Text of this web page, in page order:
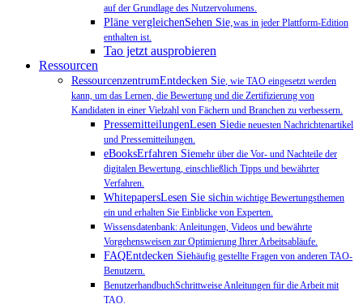
auf der Grundlage des Nutzervolumens.
Pläne vergleichenSehen Sie,was in jeder Plattform-Edition
enthalten ist.
Tao jetzt ausprobieren
Ressourcen
RessourcenzentrumEntdecken Sie, wie TAO eingesetzt werden
kann, um das Lernen, die Bewertung und die Zertifizierung von
Kandidaten in einer Vielzahl von Fächern und Branchen zu verbessern.
PressemitteilungenLesen Siedie neuesten Nachrichtenartikel
und Pressemitteilungen.
eBooksErfahren Siemehr über die Vor- und Nachteile der
digitalen Bewertung, einschließlich Tipps und bewährter
Verfahren.
WhitepapersLesen Sie sichin wichtige Bewertungsthemen
ein und erhalten Sie Einblicke von Experten.
Wissensdatenbank: Anleitungen, Videos und bewährte
Vorgehensweisen zur Optimierung Ihrer Arbeitsabläufe.
FAQEntdecken Siehäufig gestellte Fragen von anderen TAO-
Benutzern.
BenutzerhandbuchSchrittweise Anleitungen für die Arbeit mit
TAO.